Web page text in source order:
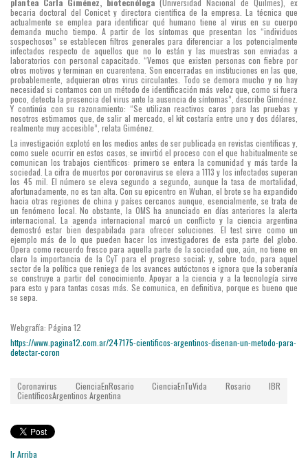
plantea Carla Giménez, biotecnóloga (Universidad Nacional de Quilmes), ex
becaria doctoral del Conicet y directora científica de la empresa. La técnica que
actualmente se emplea para identificar qué humano tiene al virus en su cuerpo
demanda mucho tiempo. A partir de los síntomas que presentan los “individuos
sospechosos” se establecen filtros generales para diferenciar a los potencialmente
infectados respecto de aquellos que no lo están y las muestras son enviadas a
laboratorios con personal capacitado. “Vemos que existen personas con fiebre por
otros motivos y terminan en cuarentena. Son encerradas en instituciones en las que,
probablemente, adquieran otros virus circulantes. Todo se demora mucho y no hay
necesidad si contamos con un método de identificación más veloz que, como si fuera
poco, detecta la presencia del virus ante la ausencia de síntomas”, describe Giménez.
Y continúa con su razonamiento: “Se utilizan reactivos caros para las pruebas y
nosotros estimamos que, de salir al mercado, el kit costaría entre uno y dos dólares,
realmente muy accesible”, relata Giménez.
La investigación explotó en los medios antes de ser publicada en revistas científicas y,
como suele ocurrir en estos casos, se invirtió el proceso con el que habitualmente se
comunican los trabajos científicos: primero se entera la comunidad y más tarde la
sociedad. La cifra de muertos por coronavirus se eleva a 1113 y los infectados superan
los 45 mil. El número se eleva segundo a segundo, aunque la tasa de mortalidad,
afortunadamente, no es tan alta. Con su epicentro en Wuhan, el brote se ha expandido
hacia otras regiones de china y países cercanos aunque, esencialmente, se trata de
un fenómeno local. No obstante, la OMS ha anunciado en días anteriores la alerta
internacional. La agenda internacional marcó un conflicto y la ciencia argentina
demostró estar bien despabilada para ofrecer soluciones. El test sirve como un
ejemplo más de lo que pueden hacer los investigadores de esta parte del globo.
Opera como recuerdo fresco para aquella parte de la sociedad que, aún, no tiene en
claro la importancia de la CyT para el progreso social; y, sobre todo, para aquel
sector de la política que reniega de los avances autóctonos e ignora que la soberanía
se construye a partir del conocimiento. Apoyar a la ciencia y a la tecnología sirve
para esto y para tantas cosas más. Se comunica, en definitiva, porque es bueno que
se sepa.
Webgrafía: Página 12
https://www.pagina12.com.ar/247175-cientificos-argentinos-disenan-un-metodo-para-
detectar-coron
Coronavirus CienciaEnRosario CienciaEnTuVida Rosario
IBR
CientíficosArgentinos Argentina
Ir Arriba